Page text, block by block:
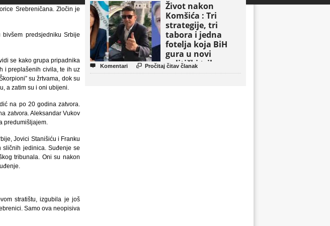
Srebreničana. Zločin je
predsjedniku Srbije
se kako grupa pripadnika
i preplašenih civila, te ih uz
su žrtvama, dok su
a zatim su i oni ubijeni.
na po 20 godina zatvora.
zatvora. Aleksandar Vukov
predumišljajem.
Jovici Stanišiću i Franku
sličnih jedinica. Suđenje se
tribunala. Oni su nakon
stratištu, izgubila je još
Samo ova neopisiva
Život nakon
Komšića : Tri
strategije, tri
tabora i jedna
fotelja koja BiH
gura u novi
politički triler
 Komentari  Pročitaj čitav članak